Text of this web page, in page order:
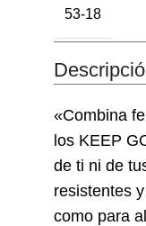
53-18
«Combina
los KEEP
de ti ni de
resistentes
como para